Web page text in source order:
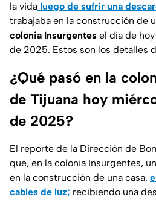
la vida luego de sufrir una
trabajaba en la construcción de
colonia Insurgentes el día de
de 2025. Estos son los detalles
¿Qué pasó en la
de Tijuana hoy
de 2025?
El reporte de la Dirección de
que, en la colonia Insurgentes,
en la construcción de una casa,
cables de luz; recibiendo una